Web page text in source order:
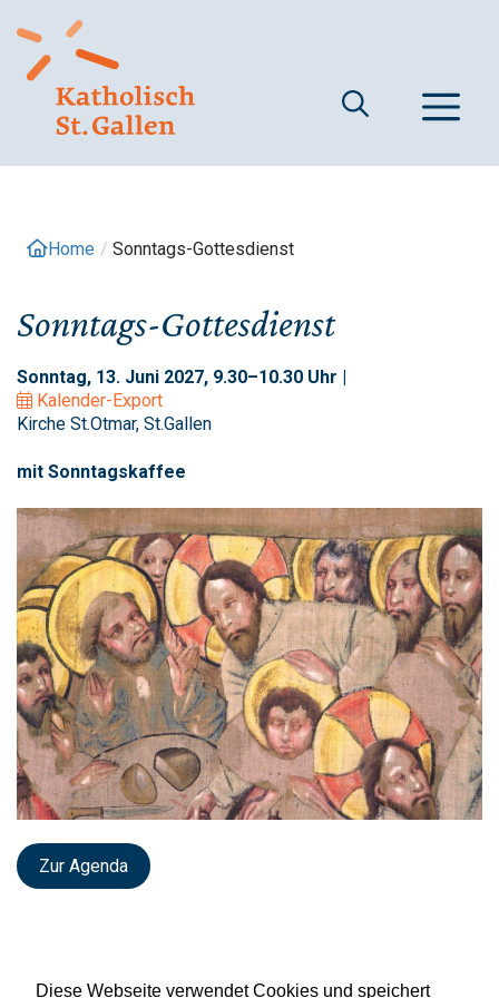
Diese Webseite verwendet Cookies und speichert
zum
Inhalt
Home / Sonntags-Gottesdienst
Sonntags-Gottesdienst
Sonntag, 13. Juni 2027, 9.30–10.30 Uhr |
Kalender-Export
Kirche St.Otmar, St.Gallen
mit Sonntagskaffee
Zur Agenda